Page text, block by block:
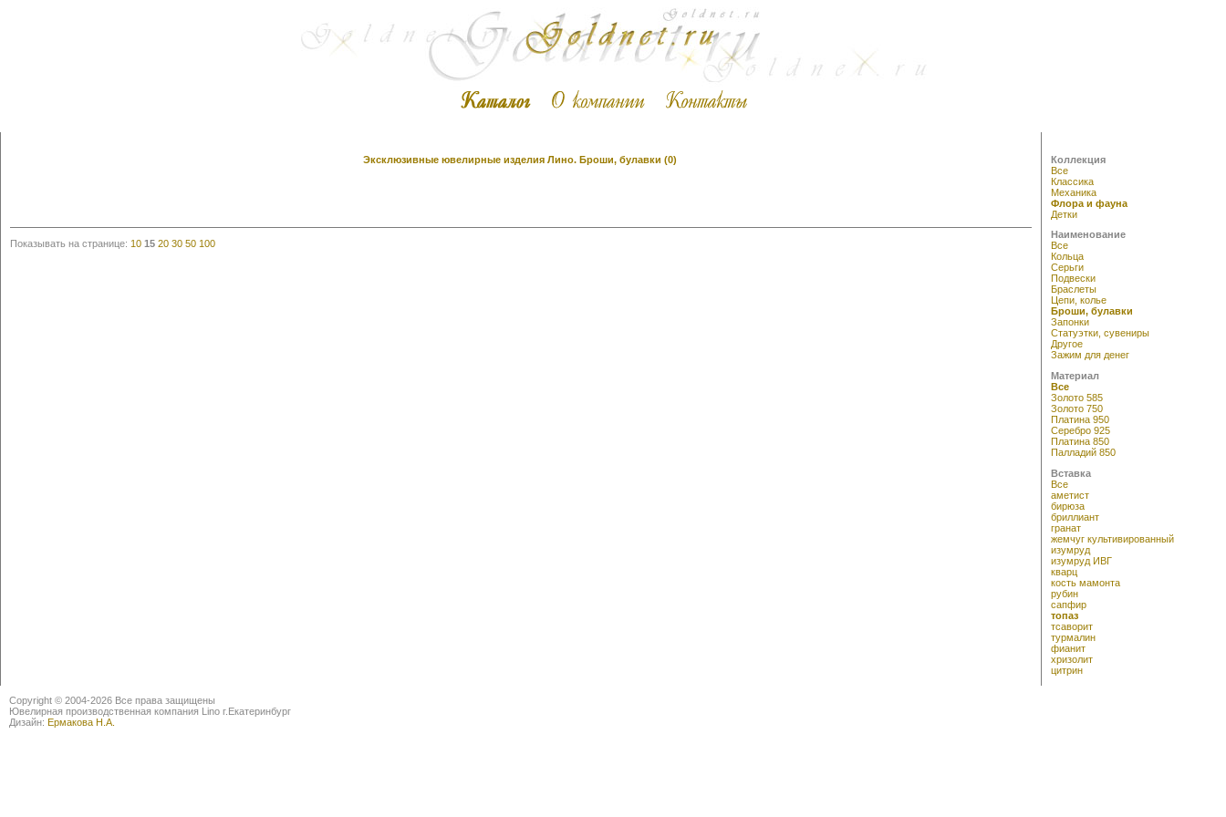
Эксклюзивные ювелирные изделия Лино. Броши, булавки (0)
Показывать на странице: 10 15 20 30 50 100
Коллекция
Все
Классика
Механика
Флора и фауна
Детки
Наименование
Все
Кольца
Серьги
Подвески
Браслеты
Цепи, колье
Броши, булавки
Запонки
Статуэтки, сувениры
Другое
Зажим для денег
Материал
Все
Золото 585
Золото 750
Платина 950
Серебро 925
Платина 850
Палладий 850
Вставка
Все
аметист
бирюза
бриллиант
гранат
жемчуг культивированный
изумруд
изумруд ИВГ
кварц
кость мамонта
рубин
сапфир
топаз
тсаворит
турмалин
фианит
хризолит
цитрин
Copyright © 2004-2026 Все права защищены
Ювелирная производственная компания Lino г.Екатеринбург
Дизайн: Ермакова Н.А.